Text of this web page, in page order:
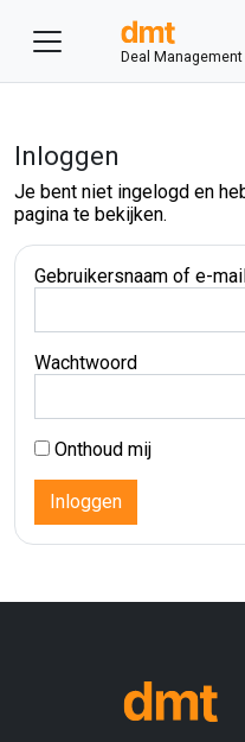
Deal Management
Inloggen
Je bent niet ingelogd en
pagina te bekijken.
Gebruikersnaam of e-
Wachtwoord
Onthoud mij